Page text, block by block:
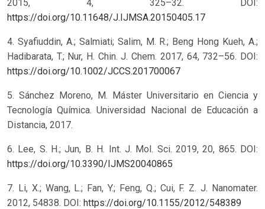
2015, 4, 325–32. DOI:
https://doi.org/10.11648/J.IJMSA.20150405.17
4. Syafiuddin, A.; Salmiati; Salim, M. R.; Beng Hong Kueh, A.;
Hadibarata, T.; Nur, H. Chin. J. Chem. 2017, 64, 732–56. DOI:
https://doi.org/10.1002/JCCS.201700067
5. Sánchez Moreno, M. Máster Universitario en Ciencia y
Tecnología Química. Universidad Nacional de Educación a
Distancia, 2017.
6. Lee, S. H.; Jun, B. H. Int. J. Mol. Sci. 2019, 20, 865. DOI:
https://doi.org/10.3390/IJMS20040865
7. Li, X.; Wang, L.; Fan, Y.; Feng, Q.; Cui, F. Z. J. Nanomater.
2012, 54838. DOI: https://doi.org/10.1155/2012/548389